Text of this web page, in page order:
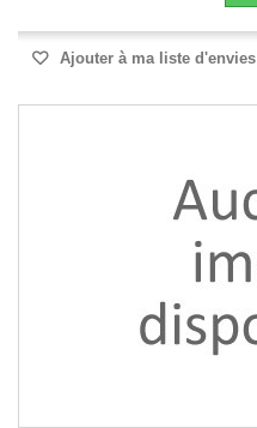
Ajouter à ma liste d'envies